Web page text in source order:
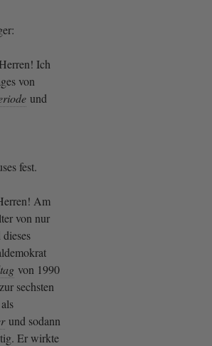
Ich
von
und
fest.
Am
von nur
von 1990
sechsten
und sodann
Er wirkte